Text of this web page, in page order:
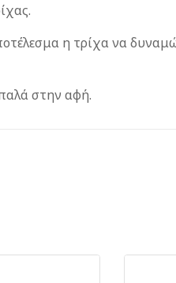
η τρίχα να
στην αφή.